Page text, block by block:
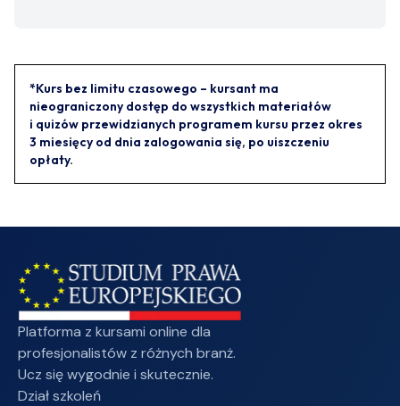
*Kurs bez limitu czasowego – kursant ma
nieograniczony dostęp do wszystkich materiałów
i quizów przewidzianych programem kursu przez okres
3 miesięcy od dnia zalogowania się, po uiszczeniu
opłaty.
Platforma z kursami online dla
profesjonalistów z różnych branż.
Ucz się wygodnie i skutecznie.
Dział szkoleń